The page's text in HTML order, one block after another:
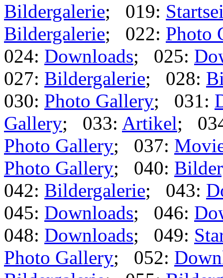
Bildergalerie; 019:
Bildergalerie; 022: Photo
024: Downloads; 025:
027: Bildergalerie; 028:
030: Photo Gallery; 031:
Gallery; 033: Artikel;
Photo Gallery; 037:
Photo Gallery; 040:
042: Bildergalerie; 043:
045: Downloads; 046:
048: Downloads; 049:
Photo Gallery; 052: